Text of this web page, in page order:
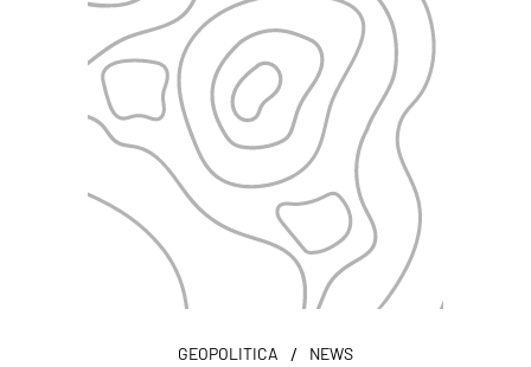
GEOPOLITICA / NEWS